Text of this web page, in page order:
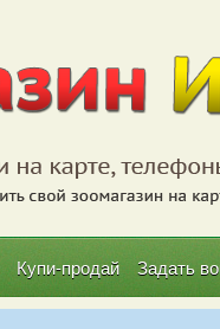
Купи-продай Задать